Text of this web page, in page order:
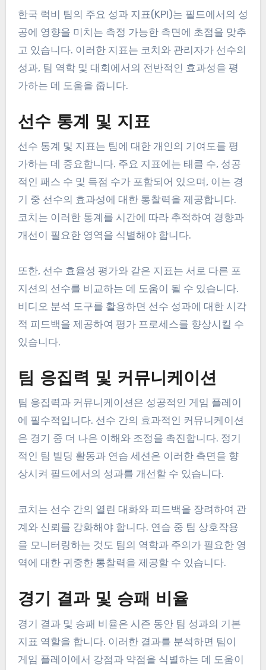
한국 럭비 팀의 주요 성과 지표(KPI)는 필드에서의 성
공에 영향을 미치는 측정 가능한 측면에 초점을 맞추
고 있습니다. 이러한 지표는 코치와 관리자가 선수의
성과, 팀 역학 및 대회에서의 전반적인 효과성을 평
가하는 데 도움을 줍니다.
선수 통계 및 지표
선수 통계 및 지표는 팀에 대한 개인의 기여도를 평
가하는 데 중요합니다. 주요 지표에는 태클 수, 성공
적인 패스 수 및 득점 수가 포함되어 있으며, 이는 경
기 중 선수의 효과성에 대한 통찰력을 제공합니다.
코치는 이러한 통계를 시간에 따라 추적하여 경향과
개선이 필요한 영역을 식별해야 합니다.
또한, 선수 효율성 평가와 같은 지표는 서로 다른 포
지션의 선수를 비교하는 데 도움이 될 수 있습니다.
비디오 분석 도구를 활용하면 선수 성과에 대한 시각
적 피드백을 제공하여 평가 프로세스를 향상시킬 수
있습니다.
팀 응집력 및 커뮤니케이션
팀 응집력과 커뮤니케이션은 성공적인 게임 플레이
에 필수적입니다. 선수 간의 효과적인 커뮤니케이션
은 경기 중 더 나은 이해와 조정을 촉진합니다. 정기
적인 팀 빌딩 활동과 연습 세션은 이러한 측면을 향
상시켜 필드에서의 성과를 개선할 수 있습니다.
코치는 선수 간의 열린 대화와 피드백을 장려하여 관
계와 신뢰를 강화해야 합니다. 연습 중 팀 상호작용
을 모니터링하는 것도 팀의 역학과 주의가 필요한 영
역에 대한 귀중한 통찰력을 제공할 수 있습니다.
경기 결과 및 승패 비율
경기 결과 및 승패 비율은 시즌 동안 팀 성과의 기본
지표 역할을 합니다. 이러한 결과를 분석하면 팀이
게임 플레이에서 강점과 약점을 식별하는 데 도움이